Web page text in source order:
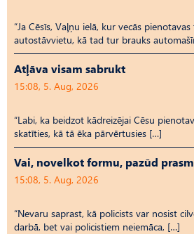
“Ja Cēsīs, Vaļņu ielā, kur vecās
autostāvvietu, kā tad tur brauks
Atļāva visam sabrukt
15:08, 5. Aug, 2026
“Labi, ka beidzot kādreizējai Cēsu
skatīties, kā tā ēka pārvērtusies […]
Vai, novelkot formu, pazūd
15:08, 5. Aug, 2026
“Nevaru saprast, kā policists var nosist
darbā, bet vai policistiem neiemāca, […]